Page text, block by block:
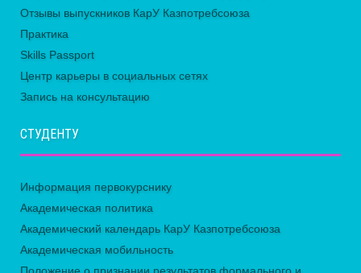
Отзывы выпускников КарУ Казпотребсоюза
Практика
Skills Passport
Центр карьеры в социальных сетях
Запись на консультацию
СТУДЕНТУ
Информация первокурснику
Академическая политика
Академический календарь КарУ Казпотребсоюза
Академическая мобильность
Положение о признании результатов формального и